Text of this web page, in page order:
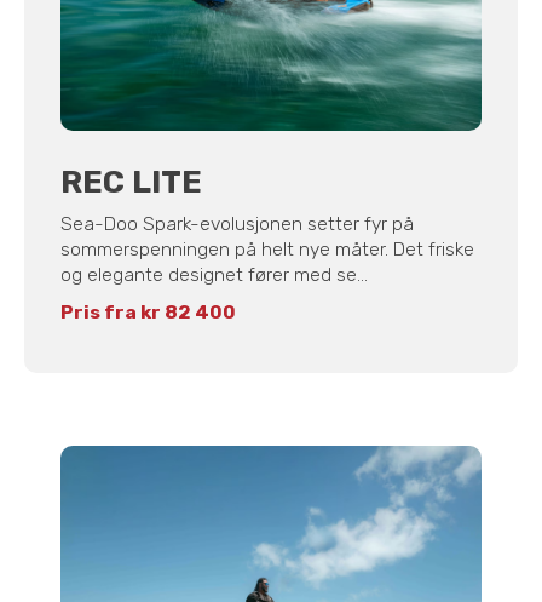
REC LITE
Sea-Doo Spark-evolusjonen setter fyr på
sommerspenningen på helt nye måter. Det friske
og elegante designet fører med se...
Pris fra kr 82 400